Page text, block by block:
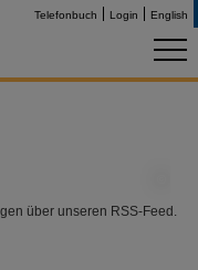
Telefonbuch Login English
über unseren RSS-Feed.